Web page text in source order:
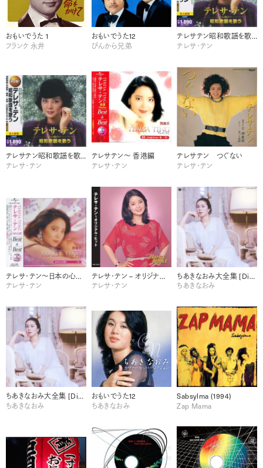
おもいでうた 1
フランク 永井
おもいでうた12
ぴんから兄弟
テレサテン昭和歌謡を歌うー2
テレサ・テン
テレサテン昭和歌謡を歌う-1
テレサ・テン
テレサテン～ 香港編
テレサ・テン
テレサテン つぐない
テレサ・テン
テレサ・テン～日本の心を歌う～ Best & Best
テレサ・テン
テレサ・テン – オリジナル・ヒット
テレサ・テン
ちあきなおみ大全集 [Disc 1]
ちあきなおみ
ちあきなおみ大全集 [Disc 2]
ちあきなおみ
おもいでうた12
ちあきなおみ
Sabsylma (1994)
Zap Mama